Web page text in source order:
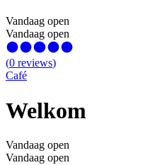
Vandaag open
Vandaag open
(0 reviews)
Café
Welkom
Vandaag open
Vandaag open